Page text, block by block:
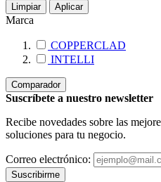
Limpiar Aplicar
Marca
COPPERCLAD
INTELLI
Comparador
Suscríbete a nuestro newsletter
Recibe novedades sobre las
soluciones para tu negocio.
Correo electrónico:
Suscribirme